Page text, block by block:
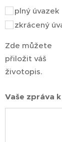
plný úvazek
zkrácený
Zde můžete
přiložit váš
životopis.
Vaše zpráva